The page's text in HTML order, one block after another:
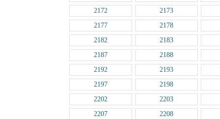
2172
2173
2177
2178
2182
2183
2187
2188
2192
2193
2197
2198
2202
2203
2207
2208